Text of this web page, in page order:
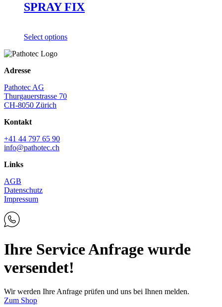
SPRAY FIX
Select options
Adresse
Pathotec AG
Thurgauerstrasse 70
CH-8050 Zürich
Kontakt
+41 44 797 65 90
info@pathotec.ch
Links
AGB
Datenschutz
Impressum
Ihre Service Anfrage wurde
versendet!
Wir werden Ihre Anfrage prüfen und uns bei Ihnen melden.
Zum Shop